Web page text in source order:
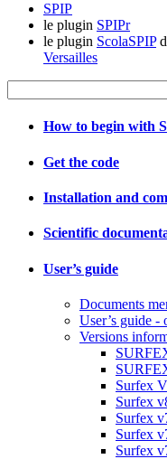
SPIP
le plugin SPIPr
le plugin ScolaSPIP
Versailles
How to begin with
Get the code
Installation and
Scientific
User’s guide
Documents
User’s guide -
Versions
Surfex
Surfex
Surfex
Surfex
Surfex